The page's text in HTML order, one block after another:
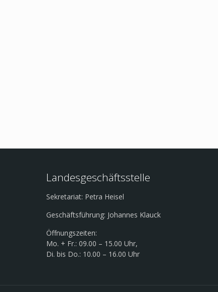
Landesgeschäftsstelle
Sekretariat: Petra Heisel
Geschäftsführung: Johannes Klauck
Öffnungszeiten:
Mo. + Fr.: 09.00 – 15.00 Uhr,
Di. bis Do.: 10.00 – 16.00 Uhr